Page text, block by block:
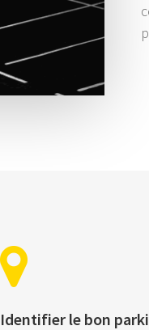
Identifier le bon